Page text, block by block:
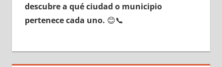
descubre а qué ciudad ο municipio
pertenece cada uno. 😊📞